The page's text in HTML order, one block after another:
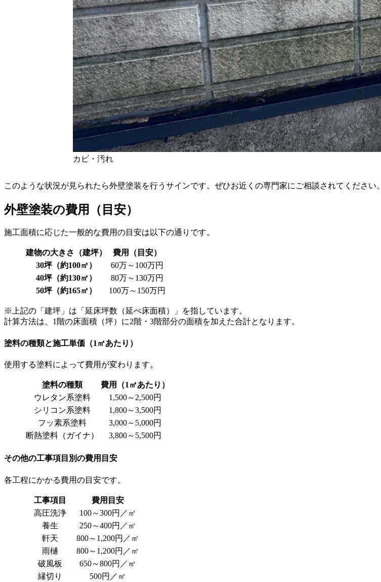
カビ・汚れ
このような状況が見られたら外壁塗装を行うサインです。ぜひお近くの専門家にご相談されてください。
外壁塗装の費用（目安）
施工面積に応じた一般的な費用の目安は以下の通りです。
建物の大きさ（建坪）
費用（目安）
30坪（約100㎡）
60万～100万円
40坪（約130㎡）
80万～130万円
50坪（約165㎡）
100万～150万円
※上記の「建坪」は「延床坪数（延べ床面積）」を指しています。
計算方法は、1階の床面積（坪）に2階・3階部分の面積を加えた合計となります。
塗料の種類と施工単価（1㎡あたり）
使用する塗料によって費用が変わります。
塗料の種類
費用（1㎡あたり）
ウレタン系塗料
1,500～2,500円
シリコン系塗料
1,800～3,500円
フッ素系塗料
3,000～5,000円
断熱塗料（ガイナ）
3,800～5,500円
その他の工事項目別の費用目安
各工程にかかる費用の目安です。
工事項目
費用目安
高圧洗浄
100～300円／㎡
養生
250～400円／㎡
軒天
800～1,200円／㎡
雨樋
800～1,200円／㎡
破風板
650～800円／㎡
縁切り
500円／㎡